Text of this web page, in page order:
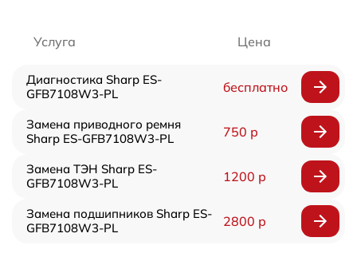
Услуга Цена
Диагностика Sharp ES-
GFB7108W3-PL
бесплатно
Замена приводного ремня
Sharp ES-GFB7108W3-PL
750 р
Замена ТЭН Sharp ES-
GFB7108W3-PL
1200 р
Замена подшипников Sharp ES-
GFB7108W3-PL
2800 р